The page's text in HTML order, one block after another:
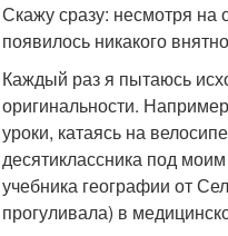
Скажу сразу: несмотря на
появилось никакого
Каждый раз я пытаюсь
оригинальности.
уроки, катаясь на
десятиклассника под
учебника географии от
прогуливала) в